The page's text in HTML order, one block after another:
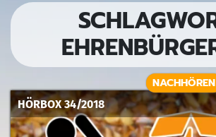
HÖRBOX 34/2018
NACHHÖREN